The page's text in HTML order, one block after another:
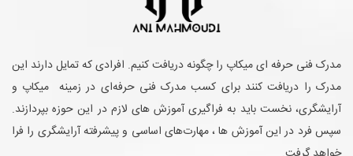
مدرک فنی حرفه ای میکاپ را چگونه دریافت کنیم. افرادی که تمایل دارند این
مدرک را دریافت کنند برای کسب مدرک فنی حرفه‌ای در زمینه میکاپ و
آرایشگری، نخست باید به فراگیری آموزش های لازم در این حوزه بپردازند.
سپس فرد در این آموزش ها ، مهارت‌های اساسی و پیشرفته آرایشگری را فرا